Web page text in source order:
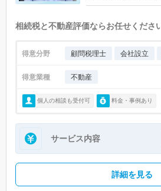
相続税と不動産評価ならお任せくださ
得意分野 顧問税理士 会社設立
得意業種 不動産
個人の相談も受付可 料金・事例あり
サービス内容
詳細を見る